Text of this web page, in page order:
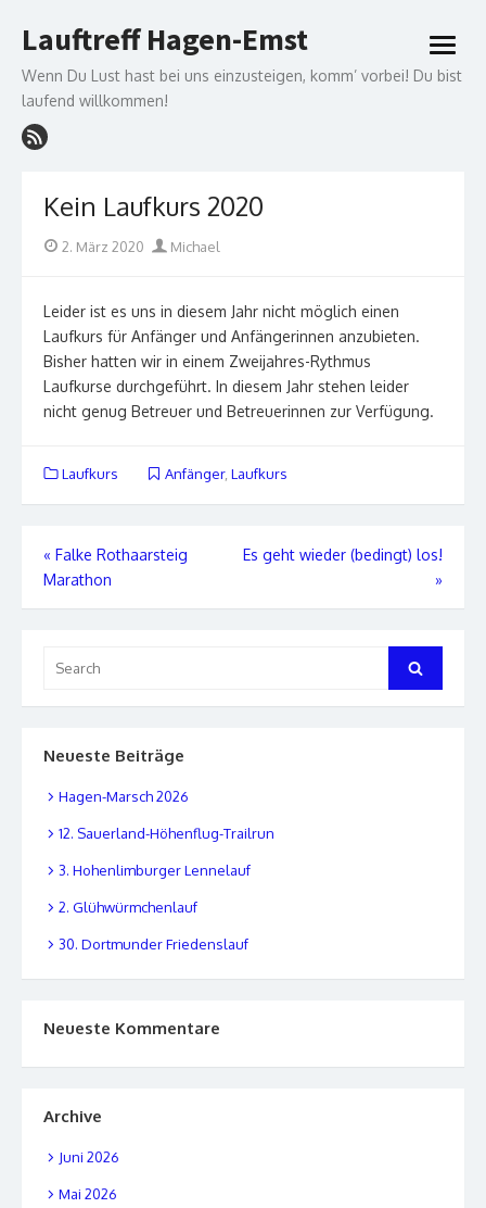
to
Lauftreff Hagen-Emst
Wenn Du Lust hast bei uns einzusteigen, komm’ vorbei! Du bist
laufend willkommen!
open
menu
Kein Laufkurs 2020
Posted
2. März 2020 Author
Michael
Leider ist es uns in diesem Jahr nicht möglich einen
Laufkurs für Anfänger und Anfängerinnen anzubieten.
Bisher hatten wir in einem Zweijahres-Rythmus
Laufkurse durchgeführt. In diesem Jahr stehen leider
nicht genug Betreuer und Betreuerinnen zur Verfügung.
Laufkurs Anfänger, Laufkurs
Beitrags-
Navigation
« Falke Rothaarsteig
Marathon
Es geht wieder (bedingt) los!
»
for:
Search
Neueste Beiträge
Hagen-Marsch 2026
12. Sauerland-Höhenflug-Trailrun
3. Hohenlimburger Lennelauf
2. Glühwürmchenlauf
30. Dortmunder Friedenslauf
Neueste Kommentare
Archive
Juni 2026
Mai 2026